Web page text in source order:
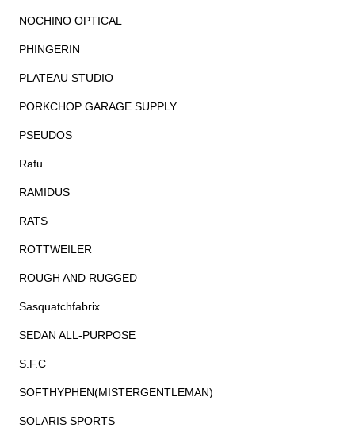
NOCHINO OPTICAL
PHINGERIN
PLATEAU STUDIO
PORKCHOP GARAGE SUPPLY
PSEUDOS
Rafu
RAMIDUS
RATS
ROTTWEILER
ROUGH AND RUGGED
Sasquatchfabrix.
SEDAN ALL-PURPOSE
S.F.C
SOFTHYPHEN(MISTERGENTLEMAN)
SOLARIS SPORTS